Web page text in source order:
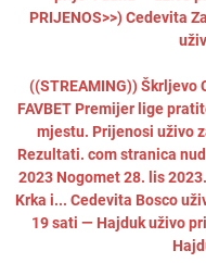
PRIJENOS>>) Cedevita
((STREAMING))
FAVBET Premijer lige
mjestu. Prijenosi uživo
Rezultati. com stranica
2023 Nogomet 28. lis
Krka i... Cedevita Bosco
19 sati — Hajduk uživo